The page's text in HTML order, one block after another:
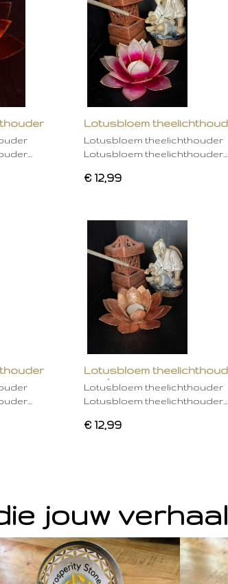
Lotusbloem
rose
Lotusbloem theelichthouder
Lotusbloem theelichthouder…
€ 12,99
Lotusbloem
mocha
Lotusbloem theelichthouder
Lotusbloem theelichthouder…
€ 12,99
jouw